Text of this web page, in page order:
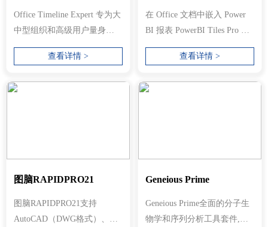
Office Timeline Expert 专为大
中型组织和高级用户量身定
制，提供我们最先进的功能
查看详情 >
在 Office 文档中嵌入 Power
BI 报表 PowerBI Tiles Pro 是
一个 Office 加载项，允许
查看详情 >
图脑RAPIDPRO21
图脑RAPIDPRO21支持
AutoCAD（DWG格式）、
Geneious Prime
Geneious Prime全面的分子生
物学和序列分析工具套件,通